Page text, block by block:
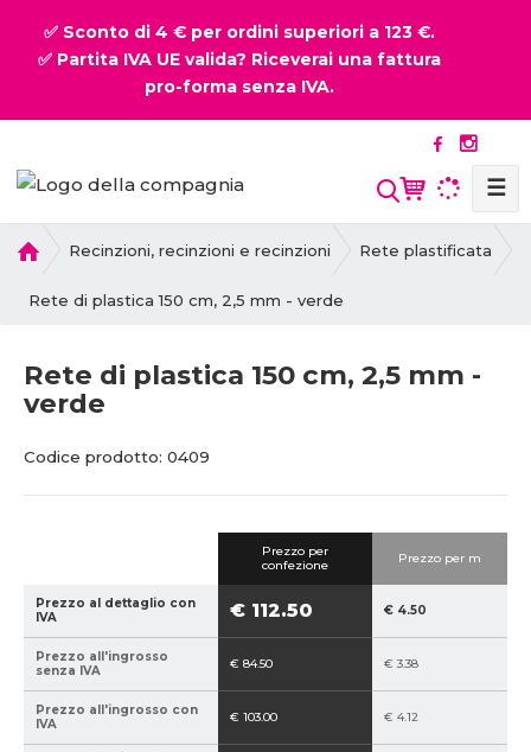
✅ Sconto di 4 € per ordini superiori a 123 €.
✅ Partita IVA UE valida? Riceverai una fattura
pro-forma senza IVA.
☰
i
p
a
i
Recinzioni, recinzioni e recinzioni Rete plastificata
Rete di plastica 150 cm, 2,5 mm - verde
Rete di plastica 150 cm, 2,5 mm -
verde
Codice prodotto: 0409
i
e
p
r
o
d
u
t
i
e
v
e
n
d
i
t
Prezzo per
confezione
Prezzo per m
Prezzo al dettaglio con
IVA
€ 112.50 € 4.50
Prezzo all'ingrosso
senza IVA
€ 84.50 € 3.38
Prezzo all'ingrosso con
IVA
€ 103.00 € 4.12